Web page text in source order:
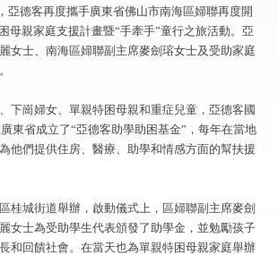
亞德客再度攜手廣東省佛山市南海區婦聯再度開
母親家庭支援計畫暨“手牽手”童行之旅活動。亞
女士、南海區婦聯副主席麥劍瑢女士及受助家庭
下崗婦女、單親特困母親和重症兒童，亞德客國
東省成立了“亞德客助學助困基金”，每年在當地
他們提供住房、醫療、助學和情感方面的幫扶援
桂城街道舉辦，啟動儀式上，區婦聯副主席麥劍
女士為受助學生代表頒發了助學金，並勉勵孩子
和回饋社會。在當天也為單親特困母親家庭舉辦